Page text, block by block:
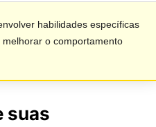
habilidades específicas
melhorar o comportamento
suas